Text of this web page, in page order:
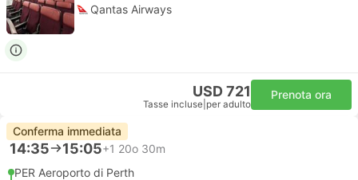
Qantas Airways
USD 721
Tasse incluse per adulto
Prenota ora
Conferma immediata
14:35 15:05+1 20o 30m
PER Aeroporto di Perth